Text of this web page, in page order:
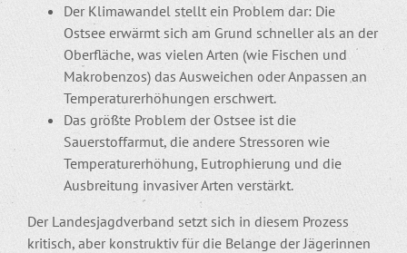
Der Klimawandel stellt ein Problem dar: Die
Ostsee erwärmt sich am Grund schneller als an der
Oberfläche, was vielen Arten (wie Fischen und
Makrobenzos) das Ausweichen oder Anpassen an
Temperaturerhöhungen erschwert.
Das größte Problem der Ostsee ist die
Sauerstoffarmut, die andere Stressoren wie
Temperaturerhöhung, Eutrophierung und die
Ausbreitung invasiver Arten verstärkt.
Der Landesjagdverband setzt sich in diesem Prozess
kritisch, aber konstruktiv für die Belange der Jägerinnen